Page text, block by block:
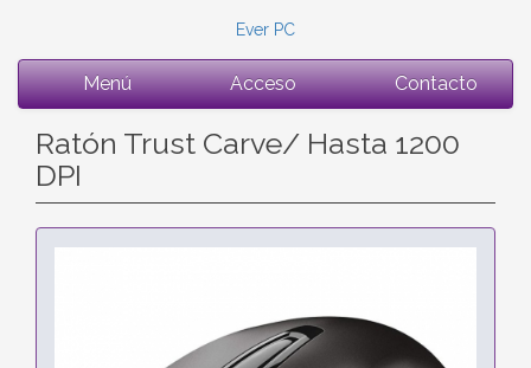
Ever PC
Menú Acceso Contacto
Ratón Trust Carve/ Hasta 1200
DPI